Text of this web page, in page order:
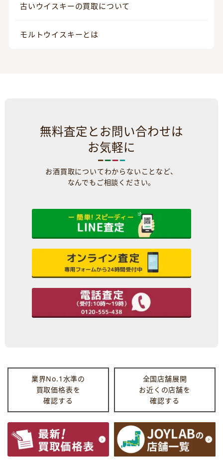
古いウイスキーの買取について
モルトウイスキーとは
無料査定とお問い合わせは
お気軽に
お酒買取についてわからないことなど、
なんでもご相談ください。
業界No.1水準の
買取価格表を
確認する
全国店舗展開
お近くの店舗を
確認する